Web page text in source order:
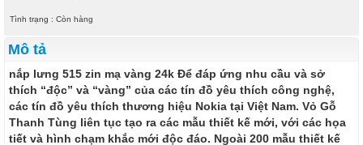
Tình trạng : Còn hàng
Mô tả
nắp lưng 515 zin mạ vàng 24k Để đáp ứng nhu cầu và sở
thích “độc” và “vàng” của các tín đồ yêu thích công nghệ,
các tín đồ yêu thích thương hiệu Nokia tại Việt Nam. Vỏ Gỗ
Thanh Tùng liên tục tạo ra các mẫu thiết kế mới, với các họa
tiết và hình chạm khắc mới độc đáo. Ngoài 200 mẫu thiết kế